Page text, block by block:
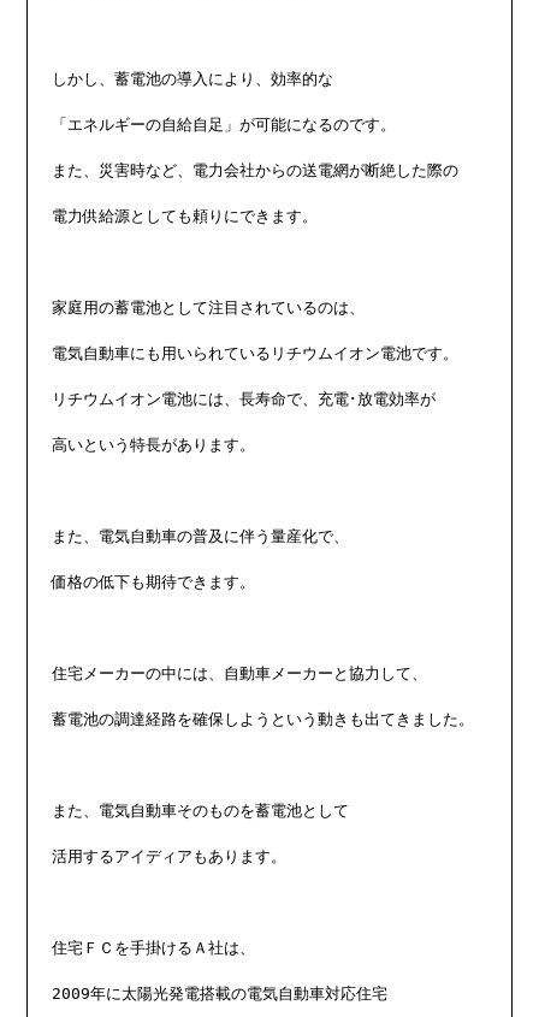
しかし、蓄電池の導入により、効率的な
「エネルギーの自給自足」が可能になるのです。
また、災害時など、電力会社からの送電網が断絶した際の
電力供給源としても頼りにできます。
家庭用の蓄電池として注目されているのは、
電気自動車にも用いられているリチウムイオン電池です。
リチウムイオン電池には、長寿命で、充電･放電効率が
高いという特長があります。
また、電気自動車の普及に伴う量産化で、
価格の低下も期待できます。
住宅メーカーの中には、自動車メーカーと協力して、
蓄電池の調達経路を確保しようという動きも出てきました。
また、電気自動車そのものを蓄電池として
活用するアイディアもあります。
住宅ＦＣを手掛けるＡ社は、
2009年に太陽光発電搭載の電気自動車対応住宅